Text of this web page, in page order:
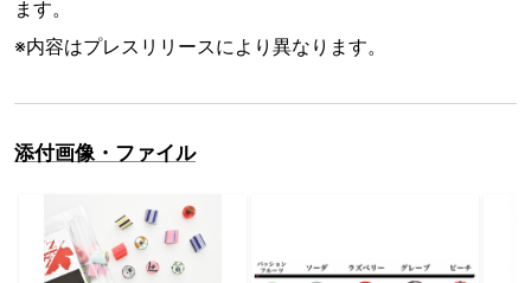
ます。
※内容はプレスリリースにより異なります。
添付画像・ファイル